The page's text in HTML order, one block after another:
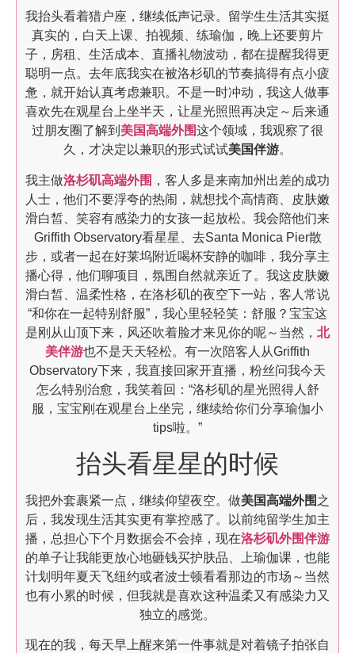
我抬头看着猎户座，继续低声记录。留学生生活其实挺
真实的，白天上课、拍视频、练瑜伽，晚上还要剪片
子，房租、生活成本、直播礼物波动，都在提醒我得更
聪明一点。去年底我实在被洛杉矶的节奏搞得有点小疲
惫，就开始认真考虑兼职。不是一时冲动，我这人做事
喜欢先在观星台上坐半天，让星光照照再决定～后来通
过朋友圈了解到 美国高端外围这个领域，我观察了很
久，才决定以兼职的形式试试美国伴游。
我主做洛杉矶高端外围 ，客人多是来南加州出差的成功
人士，他们不要浮夸的热闹，就想找个高情商、皮肤嫩
滑白皙、笑容有感染力的女孩一起放松。我会陪他们来
Griffith Observatory看星星、去Santa Monica Pier散
步，或者一起在好莱坞附近喝杯安静的咖啡，我分享主
播心得，他们聊项目，氛围自然就亲近了。我这皮肤嫩
滑白皙、温柔性格，在洛杉矶的夜空下一站，客人常说
“和你在一起特别舒服”，我心里轻轻笑：舒服？宝宝这
是刚从山顶下来，风还吹着脸才来见你的呢～当然， 北
美伴游也不是天天轻松。有一次陪客人从Griffith
Observatory下来，我直接回家开直播，粉丝问我今天
怎么特别治愈，我笑着回：“洛杉矶的星光照得人舒
服，宝宝刚在观星台上坐完，继续给你们分享瑜伽小
tips啦。”
抬头看星星的时候
我把外套裹紧一点，继续仰望夜空。做美国高端外围 之
后，我发现生活其实更有掌控感了。以前纯留学生加主
播，总担心下个月数据会不会掉，现在洛杉矶外围伴游
的单子让我能更放心地砸钱买护肤品、上瑜伽课，也能
计划明年夏天飞纽约或者波士顿看看那边的市场～当然
也有小累的时候，但我就是喜欢这种温柔又有感染力又
独立的感觉。
现在的我，每天早上醒来第一件事就是对着镜子拍张自